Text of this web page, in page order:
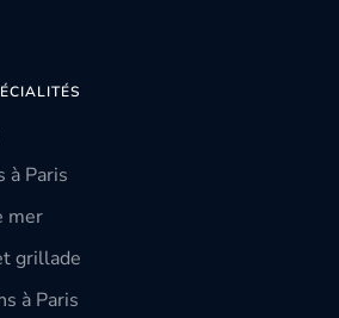
à Paris
mer
grillade
à Paris